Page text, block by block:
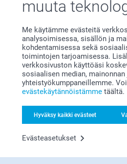
muuta
Me käytämme evästeitä
analysoimisessa, sisällön ja
kohdentamisessa sekä
toimintojen tarjoamisessa.
verkkosivuston käyttöäsi
sosiaalisen median,
yhteistyökumppaneillemme.
evästekäytännöistämme täältä.
Hyväksy kaikki evästeet
Evästeasetukset
Bonusta kaikista
Etsitkö